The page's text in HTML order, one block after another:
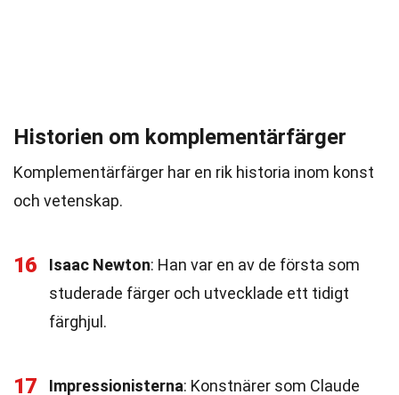
Historien om komplementärfärger
Komplementärfärger har en rik historia inom konst
och vetenskap.
16 Isaac Newton: Han var en av de första som
studerade färger och utvecklade ett tidigt
färghjul.
17 Impressionisterna: Konstnärer som Claude